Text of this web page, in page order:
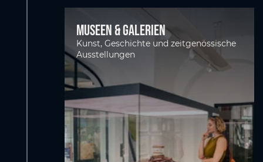
Museen & Galerien
Kunst, Geschichte und zeitgenössische
Ausstellungen